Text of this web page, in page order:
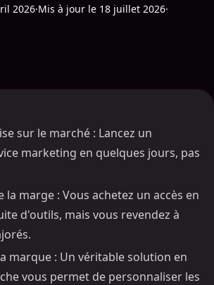
2026·Mis à jour le 18 juillet 2026·
sur le marché : Lancez un
marketing en quelques jours, pas
la marge : Vous achetez un accès en
d'outils, mais vous revendez à
marque : Un véritable solution en
vous permet de personnaliser les